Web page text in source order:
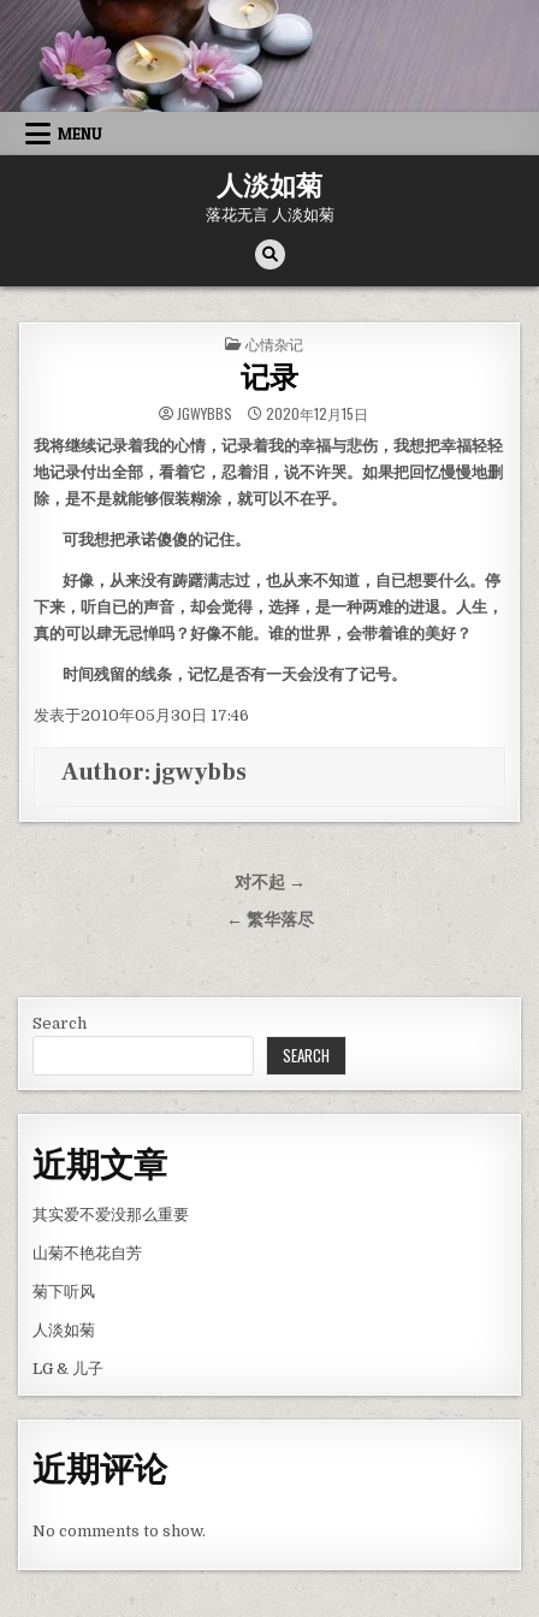
Skip to content
MENU
人淡如菊
落花无言 人淡如菊
POSTED IN
心情杂记
记录
JGWYBBS 2020年12月15日
我将继续记录着我的心情，记录着我的幸福与悲伤，我想把幸福轻轻
地记录付出全部，看着它，忍着泪，说不许哭。如果把回忆慢慢地删
除，是不是就能够假装糊涂，就可以不在乎。
可我想把承诺傻傻的记住。
好像，从来没有踌躇满志过，也从来不知道，自已想要什么。停
下来，听自已的声音，却会觉得，选择，是一种两难的进退。人生，
真的可以肆无忌惮吗？好像不能。谁的世界，会带着谁的美好？
时间残留的线条，记忆是否有一天会没有了记号。
发表于2010年05月30日 17:46
Author:jgwybbs
Post navigation对不起 →
← 繁华落尽
Search
SEARCH
近期文章
其实爱不爱没那么重要
山菊不艳花自芳
菊下听风
人淡如菊
LG & 儿子
近期评论
No comments to show.